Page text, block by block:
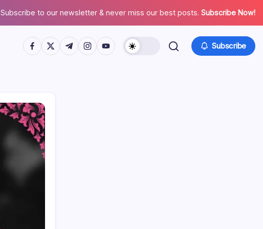
Subscribe to our newsletter & never miss our best posts. Subscribe Now!
https://www.facebook.com/
https://twitter.com/
https://t.me/
https://www.instagram.com/
https://youtube.com/ Subscribe